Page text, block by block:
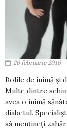
26 februarie 2016
Bolile de inimă și
Multe dintre
avea o inimă
diabetul.
să mențineţi